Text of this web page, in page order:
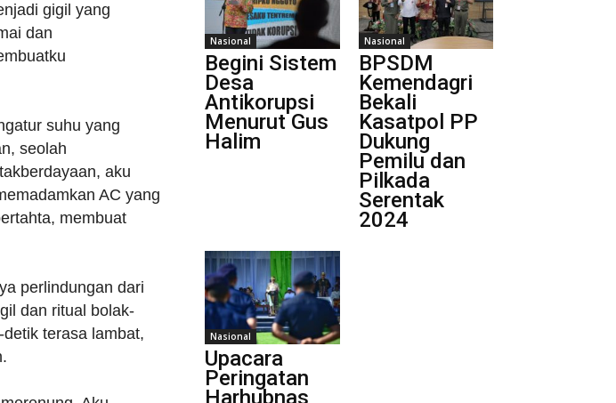
gigil yang
dan
suhu yang
seolah
aku
AC yang
membuat
perlindungan dari
dan ritual bolak-
terasa lambat,
Nasional
Begini Sistem
Desa
Antikorupsi
Menurut Gus
Halim
Nasional
BPSDM
Kemendagri
Bekali
Kasatpol PP
Dukung
Pemilu dan
Pilkada
Serentak
2024
Nasional
Upacara
Peringatan
Harhubnas